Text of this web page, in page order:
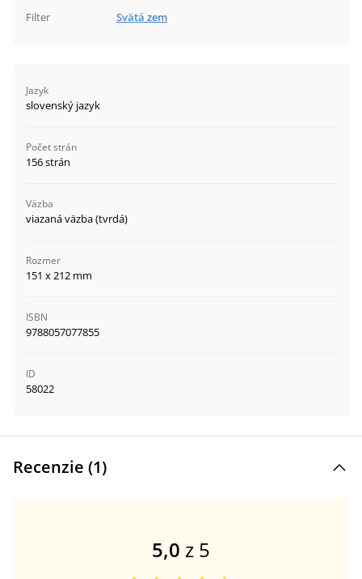
Filter Svätá zem
Jazyk
slovenský jazyk
Počet strán
156 strán
Väzba
viazaná väzba (tvrdá)
Rozmer
151 x 212 mm
ISBN
9788057077855
ID
58022
Recenzie (1)
5,0 z 5